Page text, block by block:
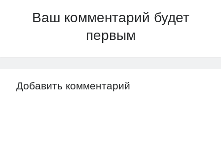
Ваш комментарий будет
первым
Добавить комментарий